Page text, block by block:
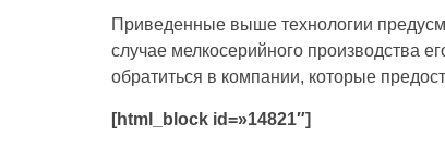
Приведенные выше технологии
случае мелкосерийного производства
обратиться в компании, которые
[html_block id=»14821″]